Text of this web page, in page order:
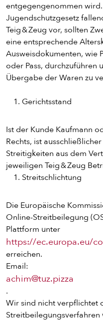
entgegengenommen
Jugendschutzgesetz
Teig & Zeug vor, sollten
eine entsprechende
Ausweisdokumenten, wie
oder Pass, durchzuführen
Übergabe der Waren zu
Gerichtsstand
Ist der Kunde Kaufmann
Rechts, ist
Streitigkeiten aus dem
jeweiligen Teig & Zeug
Streitschlichtung
Die Europäische
Online-Streitbeilegung
Plattform unter
https://ec.europa.eu/
erreichen.
Email:
achim@tuz.pizza
.
Wir sind nicht verpflichtet
Streitbeilegungsverfahren